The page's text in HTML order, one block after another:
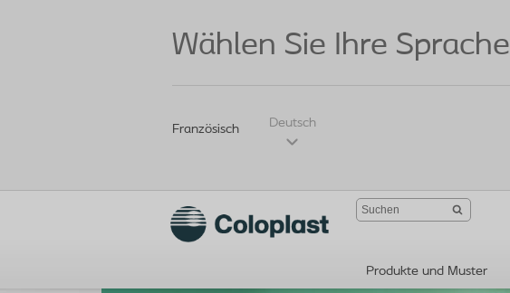
Wählen Sie Ihre Sprache
Französisch Deutsch
Produkte und Muster